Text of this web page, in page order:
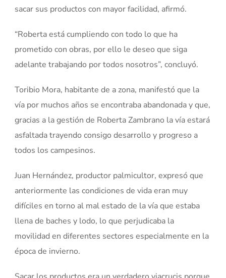
sacar sus productos con mayor facilidad, afirmó.
“Roberta está cumpliendo con todo lo que ha
prometido con obras, por ello le deseo que siga
adelante trabajando por todos nosotros”, concluyó.
Toribio Mora, habitante de a zona, manifestó que la
vía por muchos años se encontraba abandonada y que,
gracias a la gestión de Roberta Zambrano la vía estará
asfaltada trayendo consigo desarrollo y progreso a
todos los campesinos.
Juan Hernández, productor palmicultor, expresó que
anteriormente las condiciones de vida eran muy
difíciles en torno al mal estado de la vía que estaba
llena de baches y lodo, lo que perjudicaba la
movilidad en diferentes sectores especialmente en la
época de invierno.